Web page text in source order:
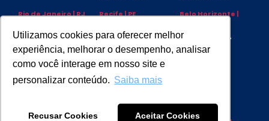
Utilizamos cookies para oferecer melhor
experiência, melhorar o desempenho, analisar
como você interage em nosso site e
personalizar conteúdo. Saiba mais
Recusar Cookies Aceitar Cookies
Rio de Janeiro | RJ
(21) 3553-4040
Recife | PE
(81) 3032-4880
Belo Horizonte |
(31) 3267-6397
Aracaju | SE
Jardins
(79) 3217-7230
(92) 3085-4439